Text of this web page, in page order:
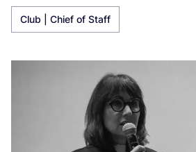
Club | Chief of Staff